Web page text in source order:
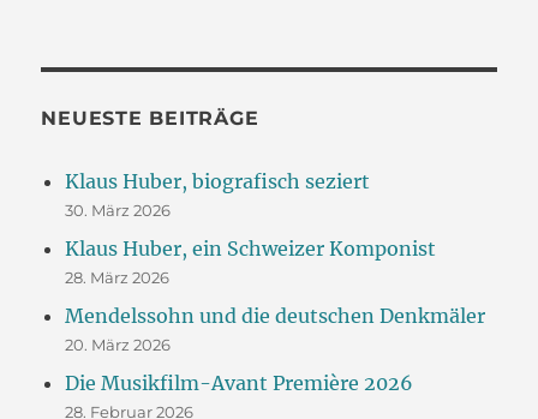
getanzt
NEUESTE BEITRÄGE
Klaus Huber, biografisch seziert
30. März 2026
Klaus Huber, ein Schweizer Komponist
28. März 2026
Mendelssohn und die deutschen Denkmäler
20. März 2026
Die Musikfilm-Avant Première 2026
28. Februar 2026